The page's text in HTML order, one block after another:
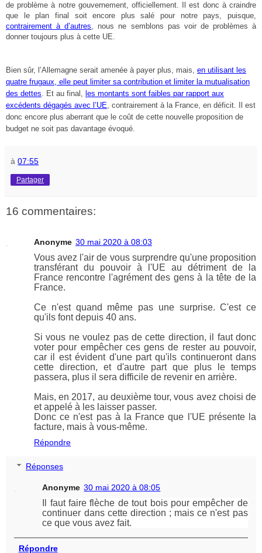
de problème à notre gouvernement, officiellement. Il est donc à craindre
que le plan final soit encore plus salé pour notre pays, puisque,
contrairement à d’autres, nous ne semblons pas voir de problèmes à
donner toujours plus à cette UE.
Bien sûr, l’Allemagne serait amenée à payer plus, mais, en utilisant les
quatre frugaux, elle peut limiter sa contribution et limiter la mutualisation
des dettes. Et au final, les montants sont faibles par rapport aux
excédents dégagés avec l’UE, contrairement à la France, en déficit. Il est
donc encore plus aberrant que le coût de cette nouvelle proposition de
budget ne soit pas davantage évoqué.
à 07:55
Partager
16 commentaires:
Anonyme 30 mai 2020 à 08:03
Vous avez l'air de vous surprendre qu'une proposition
transférant du pouvoir à l'UE au détriment de la
France rencontre l'agrément des gens à la tête de la
France.
Ce n'est quand même pas une surprise. C'est ce
qu'ils font depuis 40 ans.
Si vous ne voulez pas de cette direction, il faut donc
voter pour empêcher ces gens de rester au pouvoir,
car il est évident d'une part qu'ils continueront dans
cette direction, et d'autre part que plus le temps
passera, plus il sera difficile de revenir en arrière.
Mais, en 2017, au deuxième tour, vous avez choisi de
et appelé à les laisser passer.
Donc ce n'est pas à la France que l'UE présente la
facture, mais à vous-même.
Répondre
Réponses
Anonyme 30 mai 2020 à 08:05
Il faut faire flèche de tout bois pour empêcher de
continuer dans cette direction ; mais ce n'est pas
ce que vous avez fait.
Répondre